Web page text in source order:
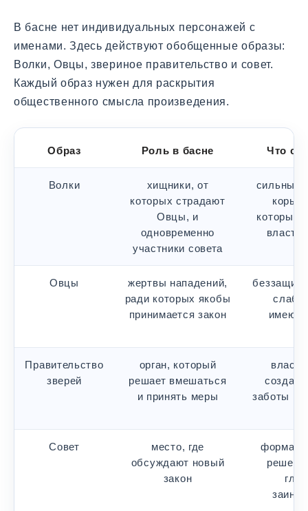
В басне нет индивидуальных персонажей с
именами. Здесь действуют обобщенные образы:
Волки, Овцы, звериное правительство и совет.
Каждый образ нужен для раскрытия
общественного смысла произведения.
Образ Роль в басне Что
Волки
хищники, от
которых страдают
Овцы, и
одновременно
участники совета
сильных,
которые
власть
Овцы
жертвы нападений,
ради которых якобы
принимается закон
Правительство
зверей
орган, который
решает вмешаться
и принять меры
заботы
Совет
место, где
обсуждают новый
закон